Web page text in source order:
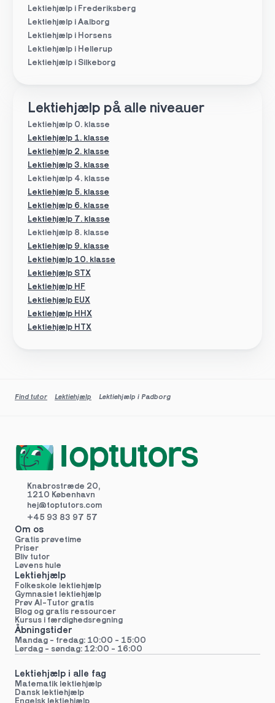
Lektiehjælp i Frederiksberg
Lektiehjælp i Aalborg
Lektiehjælp i Horsens
Lektiehjælp i Hellerup
Lektiehjælp i Silkeborg
Lektiehjælp på alle niveauer
Lektiehjælp 0. klasse
Lektiehjælp 4. klasse
Lektiehjælp 5. klasse
Lektiehjælp 8. klasse
Lektiehjælp 1. klasse
Lektiehjælp 6. klasse
Lektiehjælp 7. klasse
Lektiehjælp 2. klasse
Lektiehjælp 3. klasse
Lektiehjælp 9. klasse
Lektiehjælp 10. klasse
Lektiehjælp HF
Lektiehjælp EUX
Lektiehjælp STX
Lektiehjælp HHX
Lektiehjælp HTX
Find tutor Lektiehjælp Lektiehjælp i Padborg
Knabrostræde 20,
1210 København
hej@toptutors.com
+45 93 83 97 57
Om os
Gratis prøvetime
Priser
Bliv tutor
Løvens hule
Lektiehjælp
Folkeskole lektiehjælp
Gymnasiet lektiehjælp
Prøv AI-Tutor gratis
Blog og gratis ressourcer
Kursus i færdighedsregning
Åbningstider
Mandag - fredag: 10:00 - 15:00
Lørdag - søndag: 12:00 - 16:00
Lektiehjælp i alle fag
Matematik lektiehjælp
Dansk lektiehjælp